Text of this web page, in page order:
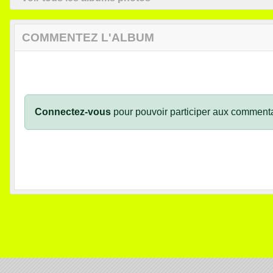
COMMENTEZ L'ALBUM
Connectez-vous pour pouvoir participer aux